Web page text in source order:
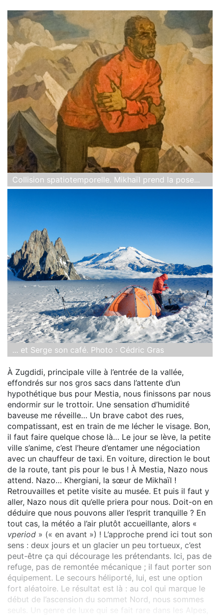
Collision spatiotemporelle. Mikhaïl prend la pose...
... et Serge son café. Photo : Cédric Gras
À Zugdidi, principale ville à l’entrée de la vallée,
effondrés sur nos gros sacs dans l’attente d’un
hypothétique bus pour Mestia, nous finissons par nous
endormir sur le trottoir. Une sensation d’humidité
baveuse me réveille… Un brave cabot des rues,
compatissant, est en train de me lécher le visage. Bon,
il faut faire quelque chose là… Le jour se lève, la petite
ville s’anime, c’est l’heure d’entamer une négociation
avec un chauffeur de taxi. En voiture, direction le bout
de la route, tant pis pour le bus ! À Mestia, Nazo nous
attend. Nazo… Khergiani, la sœur de Mikhaïl !
Retrouvailles et petite visite au musée. Et puis il faut y
aller, Nazo nous dit qu’elle priera pour nous. Doit-on en
déduire que nous pouvons aller l’esprit tranquille ? En
tout cas, la météo a l’air plutôt accueillante, alors «
vperiod » (« en avant ») ! L’approche prend ici tout son
sens : deux jours et un glacier un peu tortueux, c’est
peut-être ça qui décourage les prétendants. Ici, pas de
refuge, pas de remontée mécanique ; il faut porter son
équipement. Le secours héliporté, lui, est une option
fort aléatoire. Le résultat est là : au col qui marque le
début de l’ascension du sommet Nord, nous sommes
seuls. Un genre de luxe qui se fait rare dans les Alpes,